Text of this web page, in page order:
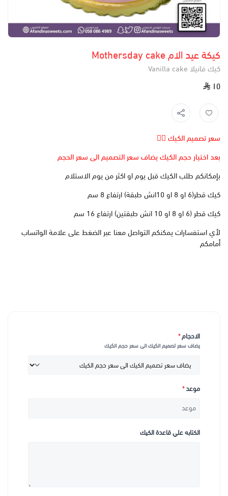
كيكة عيد الام Mothersday cake
كيك فانيلا Vanilla cake
١٥
سعر تصميم الكيك 👆🏻
بعد اختيار حجم الكيك يضاف سعر التصميم الى سعر الحجم
بإمكانكم طلب الكيك قبل يوم او اكثر من يوم الاستلام
كيك قطر(6 او 8 او 10انش طبقة) ارتفاع 8 سم
كيك قطر (6 او 8 او 10 انش طبقتين) ارتفاع 16 سم
لأي استفسارات يمكنكم التواصل معنا عبر الضغط على علامة الواتساب
أمامكم
الاحجام*
يضاف سعر تصميم الكيك الى سعر حجم الكيك
موعد*
الكتابه علي قاعدة الكيك